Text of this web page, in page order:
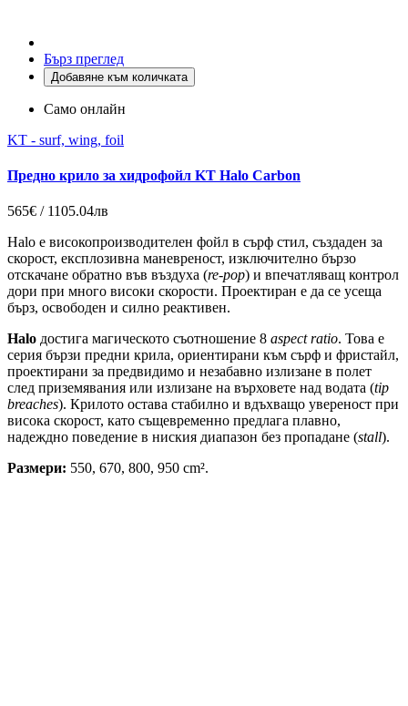
Бърз преглед
Добавяне към количката
Само онлайн
KT - surf, wing, foil
Предно крило за хидрофойл KT Halo Carbon
565€ / 1105.04лв
Halo е високопроизводителен фойл в сърф стил, създаден за
скорост, експлозивна маневреност, изключително бързо
отскачане обратно във въздуха (re-pop) и впечатляващ контрол
дори при много високи скорости. Проектиран е да се усеща
бърз, освободен и силно реактивен.
Halo достига магическото съотношение 8 aspect ratio. Това е
серия бързи предни крила, ориентирани към сърф и фристайл,
проектирани за предвидимо и незабавно излизане в полет
след приземявания или излизане на върховете над водата (tip
breaches). Крилото остава стабилно и вдъхващо увереност при
висока скорост, като същевременно предлага плавно,
надеждно поведение в ниския диапазон без пропадане (stall).
Размери: 550, 670, 800, 950 cm².